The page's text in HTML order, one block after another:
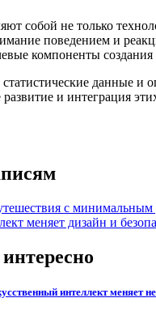
собой не только
поведением и
компоненты
данные
и интеграция
с
меняет дизайн и
интеллект меняет